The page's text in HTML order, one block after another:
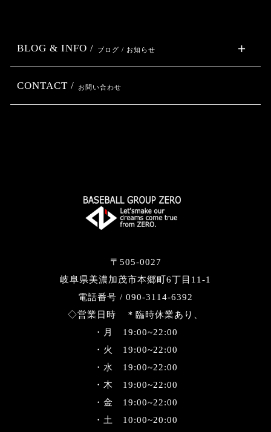
〒505-0027
岐阜県美濃加茂市本郷町6丁目11-1
電話番号 / 090-3114-6392
◇営業日時 ＊臨時休業あり、
・月 19:00~22:00
・火 19:00~22:00
・水 19:00~22:00
・木 19:00~22:00
・金 19:00~22:00
・土 10:00~20:00
BLOG & INFO / ブログ / お知らせ
CONTACT / お問い合わせ